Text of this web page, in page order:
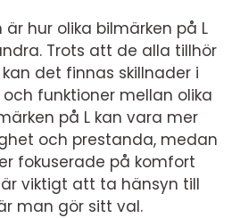
är hur olika bilmärken på L
Trots att de alla tillhör
det finnas skillnader i
funktioner mellan olika
på L kan vara mer
och prestanda, medan
fokuserade på komfort
viktigt att ta hänsyn till
man gör sitt val.